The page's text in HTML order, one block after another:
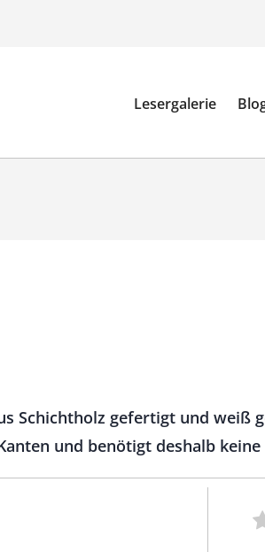
Lesergalerie
Schichtholz gefertigt und weiß
und benötigt deshalb keine